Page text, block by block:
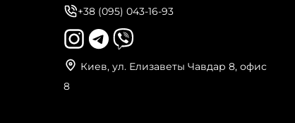
+38 (095) 043-16-93
Киев, ул. Елизаветы Чавдар 8, офис
8